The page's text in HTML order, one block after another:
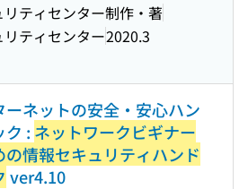
ティセンター制作・著
ティセンター2020.3
ーネットの安全・安心ハン
ク : ネットワークビギナー
の情報セキュリティハンド
ver4.10